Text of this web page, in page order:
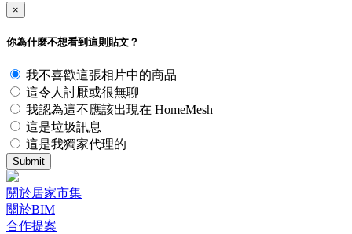
×
你為什麼不想看到這則貼文？
我不喜歡這張相片中的商品
這令人討厭或很無聊
我認為這不應該出現在 HomeMesh
這是垃圾訊息
這是我獨家代理的
Submit
關於居家市集
關於BIM
合作提案